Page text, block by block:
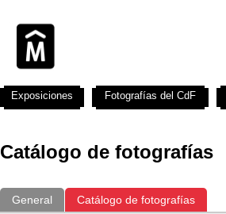
Catálogo de fotografías
General Catálogo de fotografías
Exposiciones Fotografías del CdF